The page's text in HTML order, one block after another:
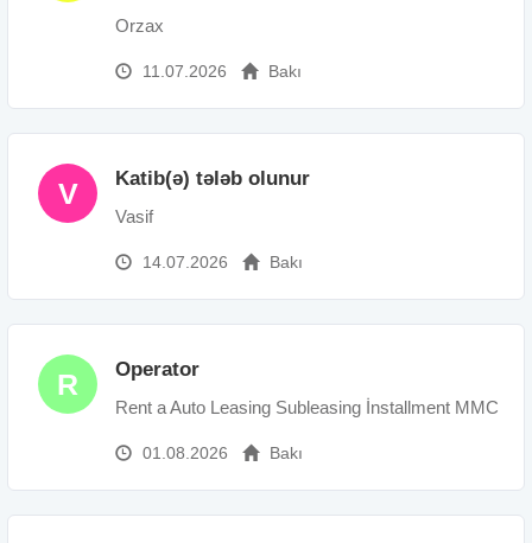
Orzax
11.07.2026 Bakı
V Katib(ə) tələb olunur
Vasif
14.07.2026 Bakı
R Operator
Rent a Auto Leasing Subleasing İnstallment MMC
01.08.2026 Bakı